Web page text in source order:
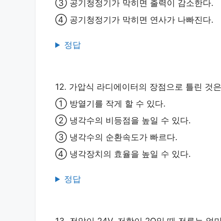
③ 공기청정기가 막히면 출력이 감소한다.
④ 공기청정기가 막히면 연사가 나빠진다.
정답
12. 가압식 라디에이터의 장점으로 틀린 것
① 방열기를 작게 할 수 있다.
② 냉각수의 비등점을 높일 수 있다.
③ 냉각수의 순환속도가 빠르다.
④ 냉각장치의 효율을 높일 수 있다.
정답